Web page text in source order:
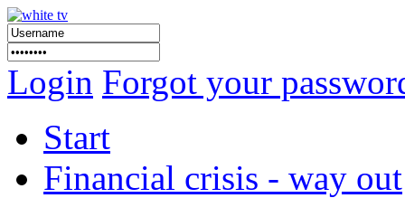
Login Forgot your
Start
Financial crisis - way out